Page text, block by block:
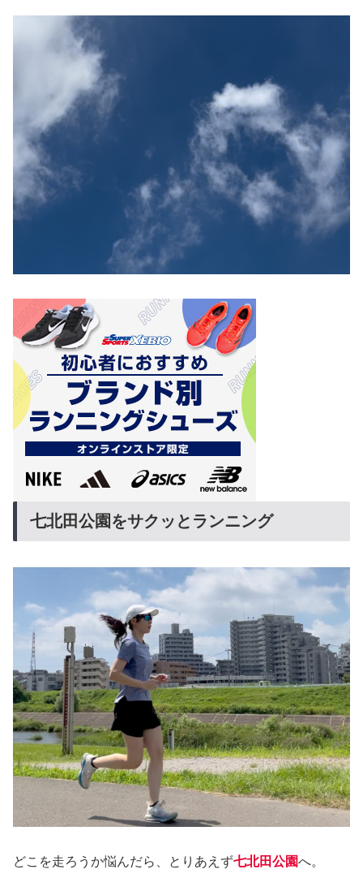
七北田公園をサクッとランニング
どこを走ろうか悩んだら、とりあえず七北田公園へ。